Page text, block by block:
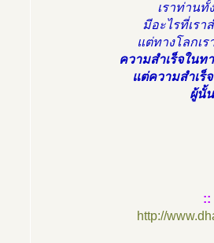
เราท่านทั้
มีอะไรที่เรา
แต่ทางโลกเร
ความสำเร็จในท
แต่ความสำเร็
ผู้นั้
::
http://